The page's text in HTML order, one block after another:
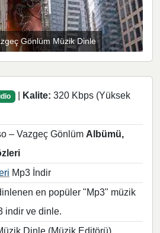
Gönlüm Müzik Dinle
| Kalite: 320 Kbps (Yüksek
– Vazgeç Gönlüm Albümü,
Mp3 İndir
en popüler "Mp3" müzik
indir ve dinle.